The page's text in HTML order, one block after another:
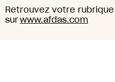
Retrouvez votre
surwww.afdas.com